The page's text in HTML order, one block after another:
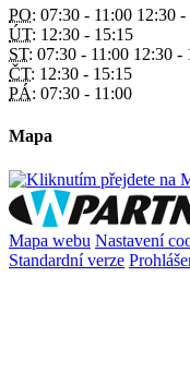
PO: 07:30 - 11:00 12:30 -
ÚT: 12:30 - 15:15
ST: 07:30 - 11:00 12:30 -
ČT: 12:30 - 15:15
PÁ: 07:30 - 11:00
Mapa
Mapa webu Nastavení
Standardní verze